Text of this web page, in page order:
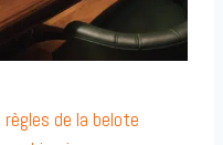
de la belote